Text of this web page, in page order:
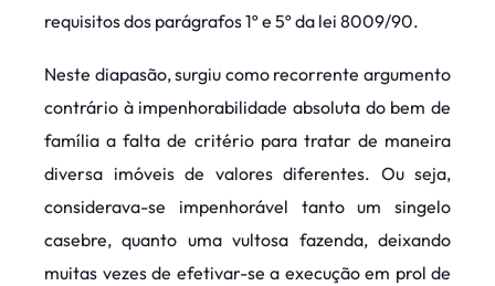
requisitos dos parágrafos 1º e 5º da lei 8009/90.
Neste diapasão, surgiu como recorrente argumento
contrário à impenhorabilidade absoluta do bem de
família a falta de critério para tratar de maneira
diversa imóveis de valores diferentes. Ou seja,
considerava-se impenhorável tanto um singelo
casebre, quanto uma vultosa fazenda, deixando
muitas vezes de efetivar-se a execução em prol de